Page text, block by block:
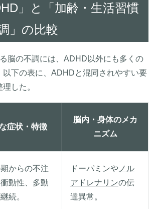
」と「加齢・生活習慣
」の比較
脳の不調には、ADHD以外にも多くの
以下の表に、ADHDと混同されやすい要
した。
症状・特徴
脳内・身体のメカ
ニズム
からの不注
動性、多動
続。
ドーパミンや ノル
アドレナリンの伝
達異常。